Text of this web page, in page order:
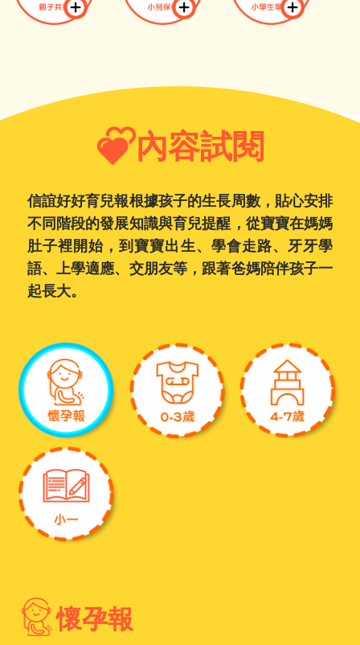
內容試閱
信誼好好育兒報根據孩子的生長周數，貼心安排
不同階段的發展知識與育兒提醒，從寶寶在媽媽
肚子裡開始，到寶寶出生、學會走路、牙牙學
語、上學適應、交朋友等，跟著爸媽陪伴孩子一
起長大。
懷孕報